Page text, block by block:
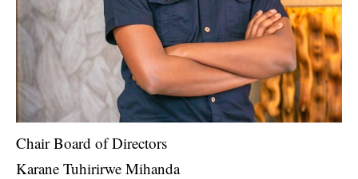
Chair Board of Directors
Karane Tuhirirwe Mihanda